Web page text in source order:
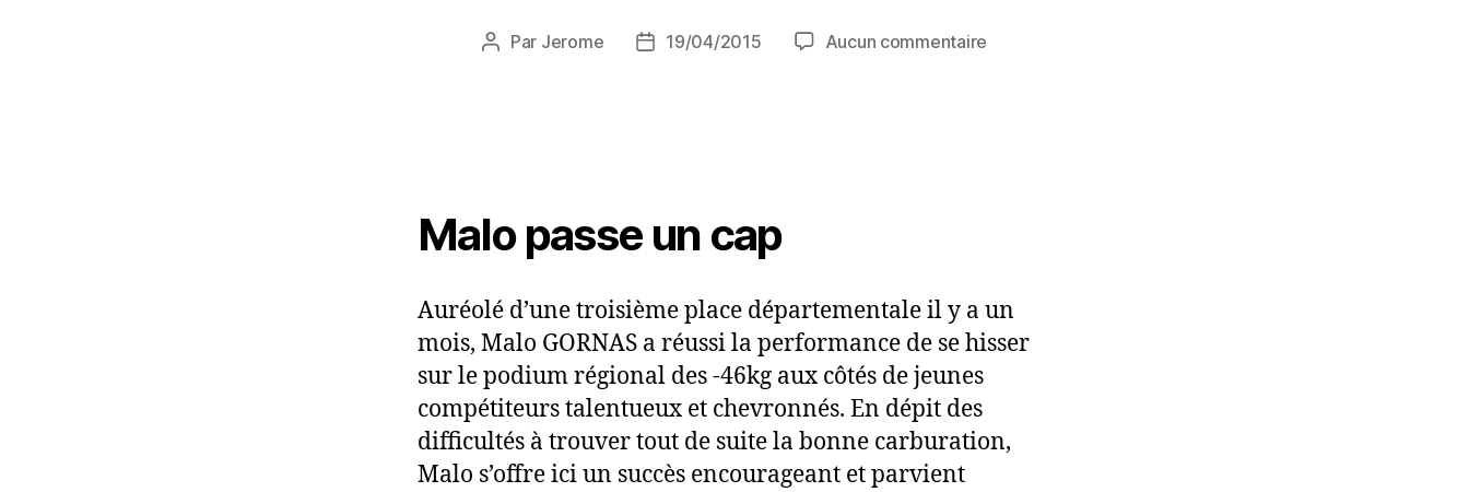
Par Jerome 19/04/2015 Aucun commentaire
Malo passe un cap
Auréolé d’une troisième place départementale il y a un
mois, Malo GORNAS a réussi la performance de se hisser
sur le podium régional des -46kg aux côtés de jeunes
compétiteurs talentueux et chevronnés. En dépit des
difficultés à trouver tout de suite la bonne carburation,
Malo s’offre ici un succès encourageant et parvient